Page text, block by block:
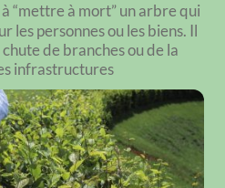
“mettre à mort” un arbre qui
les personnes ou les biens. Il
chute de branches ou de la
infrastructures